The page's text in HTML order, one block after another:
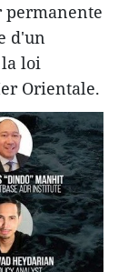
permanente
d​'un
loi
Orientale.